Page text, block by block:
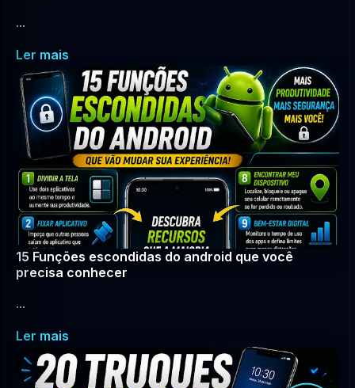
...
Ler mais
15 Funções escondidas do android que você
precisa conhecer
...
Ler mais